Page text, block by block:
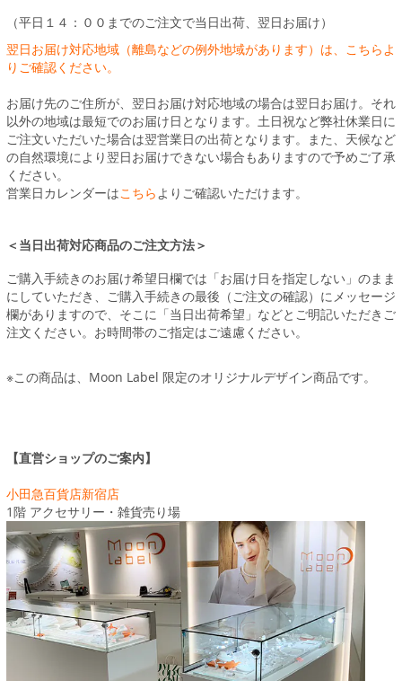
（平日１４：００までのご注文で当日出荷、翌日お届け）
翌日お届け対応地域（離島などの例外地域があります）は、こちらよ
りご確認ください。
お届け先のご住所が、翌日お届け対応地域の場合は翌日お届け。それ
以外の地域は最短でのお届け日となります。土日祝など弊社休業日に
ご注文いただいた場合は翌営業日の出荷となります。また、天候など
の自然環境により翌日お届けできない場合もありますので予めご了承
ください。
営業日カレンダーはこちらよりご確認いただけます。
＜当日出荷対応商品のご注文方法＞
ご購入手続きのお届け希望日欄では「お届け日を指定しない」のまま
にしていただき、ご購入手続きの最後（ご注文の確認）にメッセージ
欄がありますので、そこに「当日出荷希望」などとご明記いただきご
注文ください。お時間帯のご指定はご遠慮ください。
※この商品は、Moon Label 限定のオリジナルデザイン商品です。
【直営ショップのご案内】
小田急百貨店新宿店
1階 アクセサリー・雑貨売り場